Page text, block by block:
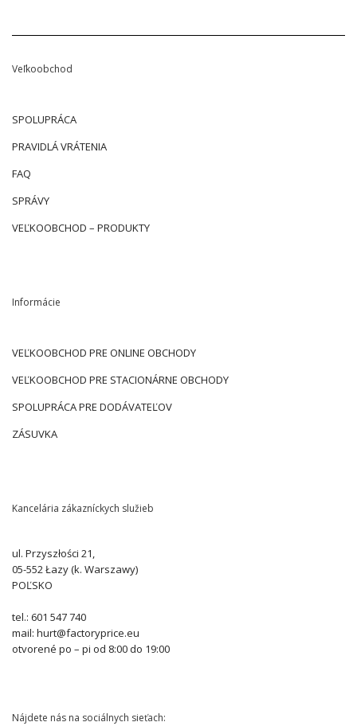
Veľkoobchod
SPOLUPRÁCA
PRAVIDLÁ VRÁTENIA
FAQ
SPRÁVY
VEĽKOOBCHOD – PRODUKTY
Informácie
VEĽKOOBCHOD PRE ONLINE OBCHODY
VEĽKOOBCHOD PRE STACIONÁRNE OBCHODY
SPOLUPRÁCA PRE DODÁVATEĽOV
ZÁSUVKA
Kancelária zákazníckych služieb
ul. Przyszłości 21,
05-552 Łazy (k. Warszawy)
POĽSKO
tel.: 601 547 740
mail: hurt@factoryprice.eu
otvorené po – pi od 8:00 do 19:00
Nájdete nás na sociálnych sieťach: